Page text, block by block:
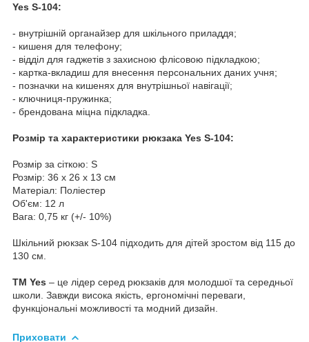
Yes S-104:
- внутрішній органайзер для шкільного приладдя;
- кишеня для телефону;
- відділ для гаджетів з захисною флісовою підкладкою;
- картка-вкладиш для внесення персональних даних учня;
- позначки на кишенях для внутрішньої навігації;
- ключниця-пружинка;
- брендована міцна підкладка.
Розмір та характеристики рюкзака Yes S-104:
Розмір за сіткою: S
Розмір: 36 х 26 х 13 см
Матеріал: Поліестер
Об'єм: 12 л
Вага: 0,75 кг (+/- 10%)
Шкільний рюкзак S-104 підходить для дітей зростом від 115 до
130 см.
ТМ Yes – це лідер серед рюкзаків для молодшої та середньої
школи. Завжди висока якість, ергономічні переваги,
функціональні можливості та модний дизайн.
Приховати